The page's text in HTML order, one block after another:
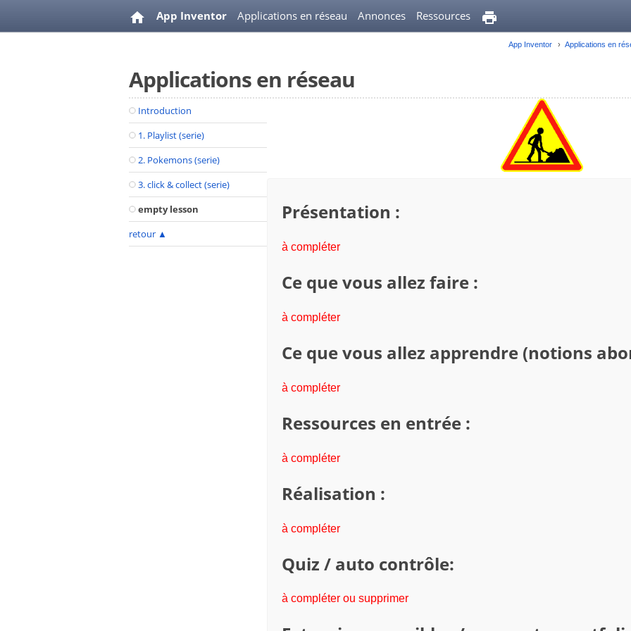
App Inventor Applications en réseau Annonces Ressources
App Inventor Applications en
Applications en réseau
Introduction
1. Playlist (serie)
2. Pokemons (serie)
3. click & collect (serie)
empty lesson
retour ▲
Présentation :
à compléter
Ce que vous allez faire :
à compléter
Ce que vous allez apprendre (notions
à compléter
Ressources en entrée :
à compléter
Réalisation :
à compléter
Quiz / auto contrôle:
à compléter ou supprimer